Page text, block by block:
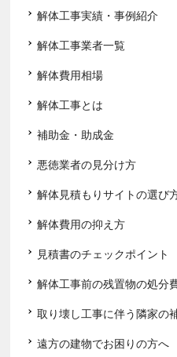
解体工事実績・事例紹介
解体工事業者一覧
解体費用相場
解体工事とは
補助金・助成金
悪徳業者の見分け方
解体見積もりサイトの選び
解体費用の抑え方
見積書のチェックポイント
解体工事前の残置物の処分
取り壊し工事に伴う隣家の
遠方の建物でお困りの方へ